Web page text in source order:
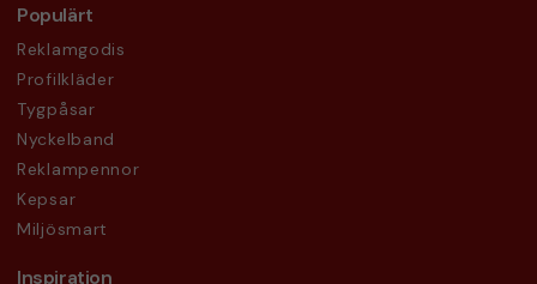
Populärt
Reklamgodis
Profilkläder
Tygpåsar
Nyckelband
Reklampennor
Kepsar
Miljösmart
Inspiration